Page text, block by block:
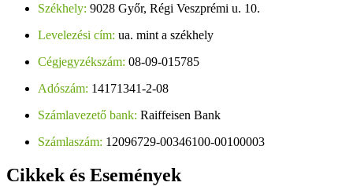
Székhely: 9028 Győr, Régi Veszprémi u. 10.
Levelezési cím: ua. mint a székhely
Cégjegyzékszám: 08-09-015785
Adószám: 14171341-2-08
Számlavezető bank: Raiffeisen Bank
Számlaszám: 12096729-00346100-00100003
Cikkek és Események